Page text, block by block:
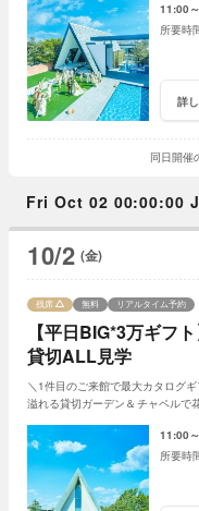
11:00～
詳
同日開催
Fri Oct 02 00:00:00
10/2 (金)
【平日BIG*3万ギフ
貸切ALL見学
残席 無料 リアルタイム予約
＼1件目のご来館で最大カタログ
溢れる貸切ガーデン＆チャペルで
11:00～